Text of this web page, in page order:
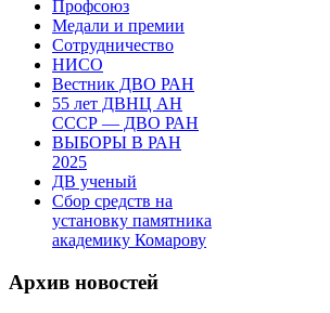
Профсоюз
Медали и премии
Сотрудничество
НИСО
Вестник ДВО РАН
55 лет ДВНЦ АН
СССР — ДВО РАН
ВЫБОРЫ В РАН
2025
ДВ ученый
Сбор средств на
установку памятника
академику Комарову
Архив новостей